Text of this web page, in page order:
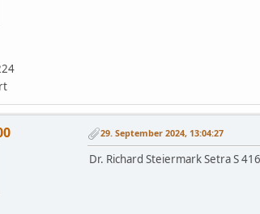
29. September 2024, 13:04:27
Dr. Richard Steiermark Setra S